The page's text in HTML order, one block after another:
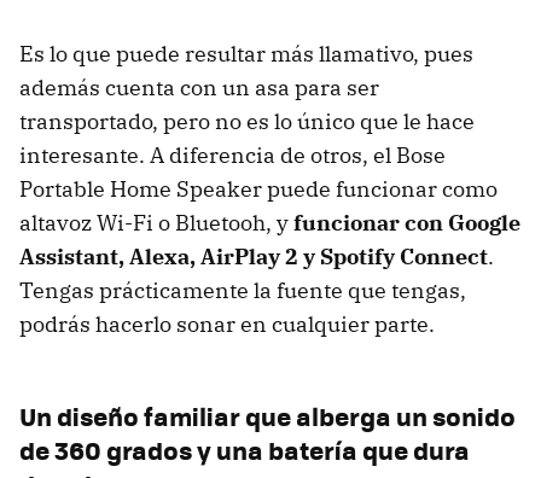
Es lo que puede resultar más llamativo, pues
además cuenta con un asa para ser
transportado, pero no es lo único que le hace
interesante. A diferencia de otros, el Bose
Portable Home Speaker puede funcionar como
altavoz Wi-Fi o Bluetooh, yfuncionar con Google
Assistant, Alexa, AirPlay 2 y Spotify Connect.
Tengas prácticamente la fuente que tengas,
podrás hacerlo sonar en cualquier parte.
Un diseño familiar que alberga un sonido
de 360 grados y una batería que dura